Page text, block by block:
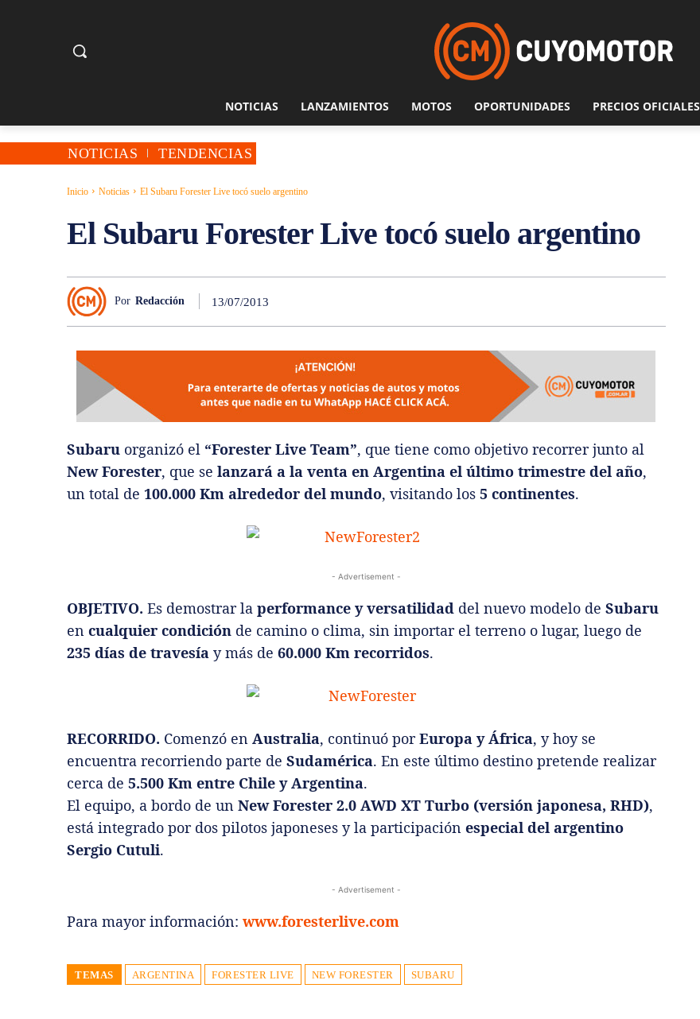
NOTICIAS LANZAMIENTOS MOTOS OPORTUNIDADES PRECIOS OFICIALES
NOTICIAS TENDENCIAS
Inicio Noticias El Subaru Forester Live tocó suelo argentino
El Subaru Forester Live tocó suelo argentino
Por Redacción 13/07/2013
Subaru organizó el “Forester Live Team”, que tiene como objetivo recorrer junto al
New Forester, que se lanzará a la venta en Argentina el último trimestre del año,
un total de 100.000 Km alrededor del mundo, visitando los 5 continentes.
- Advertisement -
OBJETIVO. Es demostrar la performance y versatilidad del nuevo modelo de Subaru
en cualquier condición de camino o clima, sin importar el terreno o lugar, luego de
235 días de travesía y más de 60.000 Km recorridos.
RECORRIDO. Comenzó en Australia, continuó porEuropa y África, y hoy se
encuentra recorriendo parte de Sudamérica. En este último destino pretende realizar
cerca de 5.500 Km entre Chile y Argentina.
El equipo, a bordo de un New Forester 2.0 AWD XT Turbo (versión japonesa, RHD),
está integrado por dos pilotos japoneses y la participación especial del argentino
Sergio Cutuli.
- Advertisement -
Para mayor información: www.foresterlive.com
TEMAS ARGENTINA FORESTER LIVE NEW FORESTER SUBARU